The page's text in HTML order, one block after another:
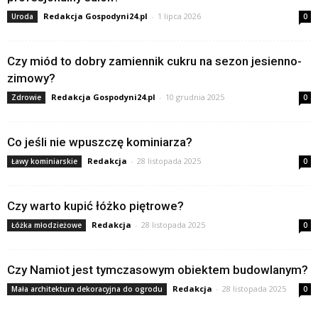
Uroda Redakcja Gospodyni24.pl - 1 lipca 2026 0
Czy miód to dobry zamiennik cukru na sezon jesienno-
zimowy?
Zdrowie Redakcja Gospodyni24.pl - 10 grudnia 2025 0
Co jeśli nie wpuszczę kominiarza?
Ławy kominiarskie Redakcja - 28 listopada 2025 0
Czy warto kupić łóżko piętrowe?
Łóżka młodzieżowe Redakcja - 28 listopada 2025 0
Czy Namiot jest tymczasowym obiektem budowlanym?
Mała architektura dekoracyjna do ogrodu Redakcja - 28 listopada 2025 0